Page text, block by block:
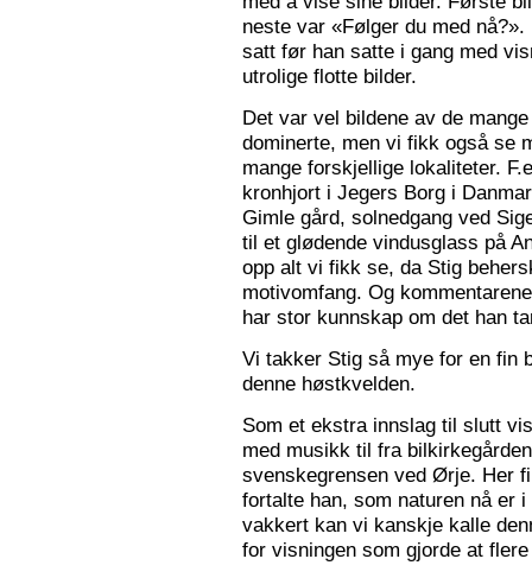
neste var «Følger du med
satt før han satte i gang med
utrolige flotte bilder.
Det var vel bildene av de
dominerte, men vi fikk også se
mange forskjellige lokaliteter.
kronhjort i Jegers Borg i
Gimle gård, solnedgang ved
til et glødende vindusglass på
opp alt vi fikk se, da Stig
motivomfang. Og
har stor kunnskap om det han
Vi takker Stig så mye for en fin
denne høstkvelden.
Som et ekstra innslag til slutt
med musikk til fra
svenskegrensen ved Ørje. Her
fortalte han, som naturen nå er
vakkert kan vi kanskje kalle
for visningen som gjorde at